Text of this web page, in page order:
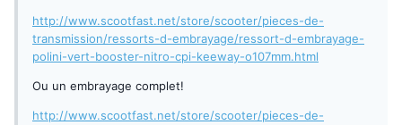
http://www.scootfast.net/store/scooter/pieces-de-
transmission/ressorts-d-embrayage/ressort-d-embrayage-
polini-vert-booster-nitro-cpi-keeway-o107mm.html
Ou un embrayage complet!
http://www.scootfast.net/store/scooter/pieces-de-